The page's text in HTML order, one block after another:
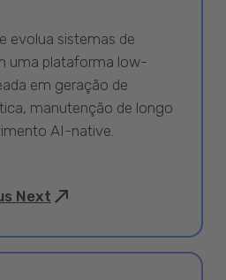
evolua sistemas de
uma plataforma low-
em geração de
manutenção de longo
AI-native.
Next